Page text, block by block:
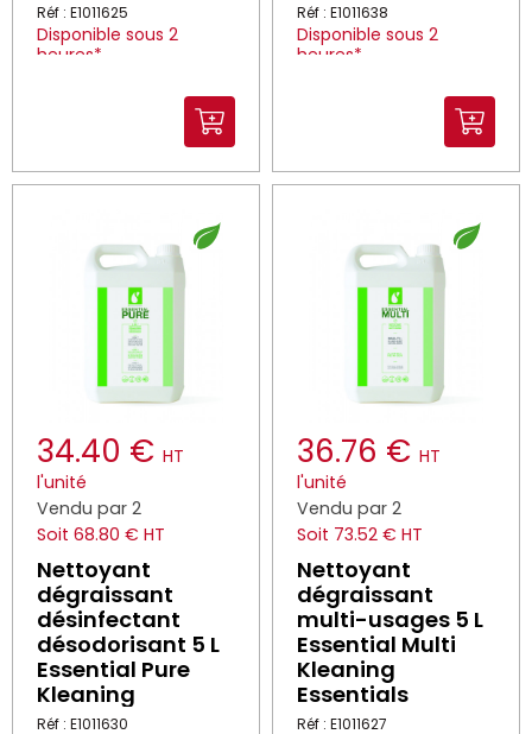
Réf : E1011625
Disponible sous 2
heures*
Réf : E1011638
Disponible sous 2
heures*
34.40 € HT
l'unité
Vendu par 2
Soit 68.80 € HT
Nettoyant
dégraissant
désinfectant
désodorisant 5 L
Essential Pure
Kleaning
Réf : E1011630
36.76 € HT
l'unité
Vendu par 2
Soit 73.52 € HT
Nettoyant
dégraissant
multi-usages 5 L
Essential Multi
Kleaning
Essentials
Réf : E1011627